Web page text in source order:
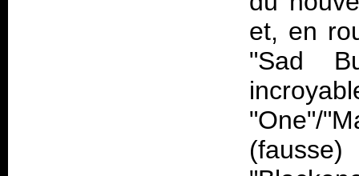
et, en
"Sad
"One"/